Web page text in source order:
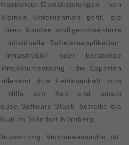
Dienstleistungen von
Unternehmen geht, die
Kunden maßgeschneiderte
Softwareapplikation,
oder beratende
- die Experten
ihre Leidenschaft zum
Hilfe von Xen und einem
Software-Stack betreibt die
im Standort Nürnberg.
Vertrauenssache ist.